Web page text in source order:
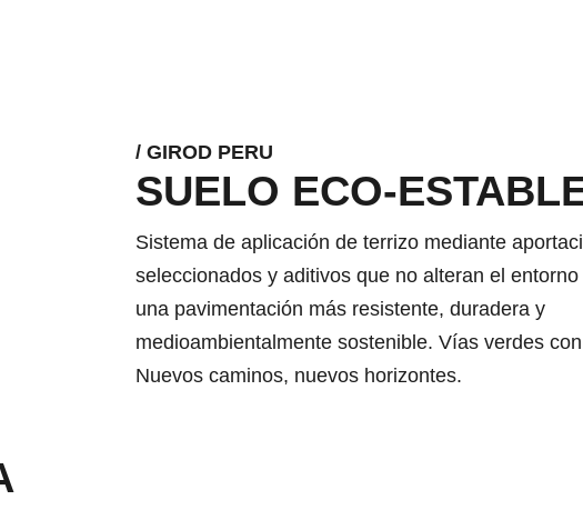
/ GIROD PERU
SUELO ECO-
Sistema de aplicación de terrizo mediante
seleccionados y aditivos que no alteran el
una pavimentación más resistente, duradera y
medioambientalmente sostenible. Vías verdes
Nuevos caminos, nuevos horizontes.